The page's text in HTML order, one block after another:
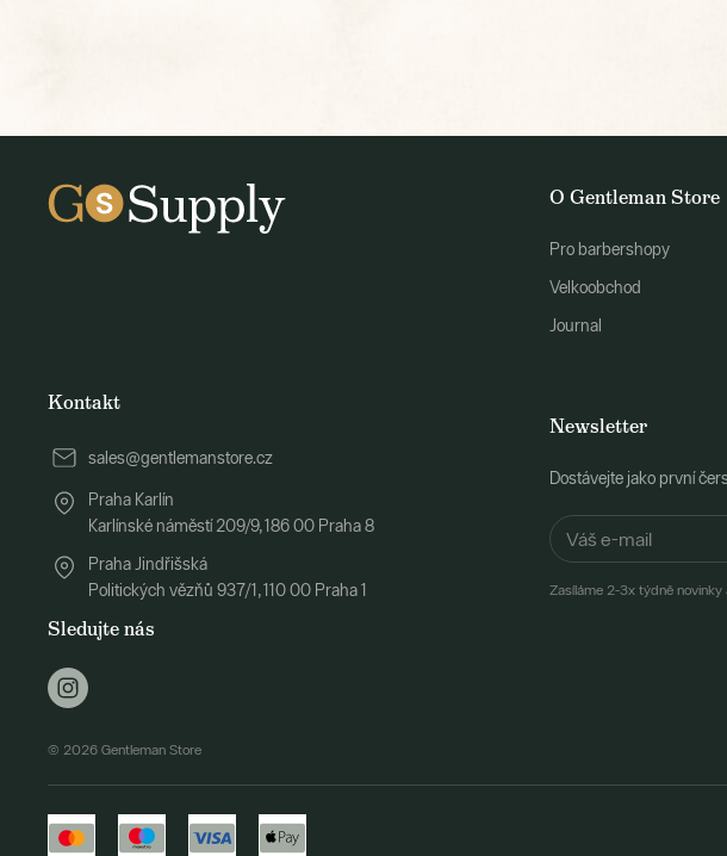
O Gentleman Store
Pro barbershopy
Velkoobchod
Journal
Newsletter
Dostávejte jako první
Zasíláme 2-3x týdně novinky
Kontakt
sales@gentlemanstore.cz
Praha Karlín
Karlínské náměstí 209/9, 186 00 Praha 8
Praha Jindřišská
Politických vězňů 937/1, 110 00 Praha 1
Sledujte nás
© 2026 Gentleman Store